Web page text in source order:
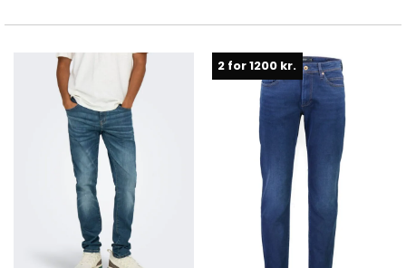
flere
varianter.
Mulighederne
kan
vælges
på
varesiden
flere
varianter.
Mulighederne
kan
vælges
på
varesiden
2 for 1200 kr.